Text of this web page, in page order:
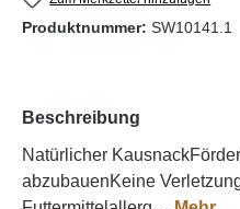
Produktnummer: SW10141.1
Beschreibung
Natürlicher
abzubauenKeine